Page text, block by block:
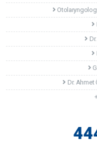
Dr. Ahmet